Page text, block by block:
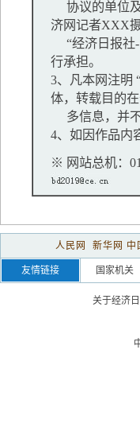
协议的单位及
济网记者XXX
“经济日报社-
行承担。
3、凡本网注明
体，转载目的
多信息，并不
4、如因作品内
※ 网站总机：
人民网 新华网 中
友情链接 国家机关
关于经济